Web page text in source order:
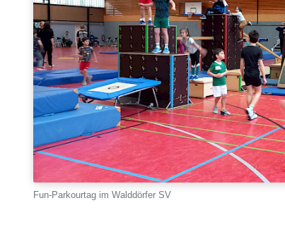
Fun-Parkourtag im Walddörfer SV